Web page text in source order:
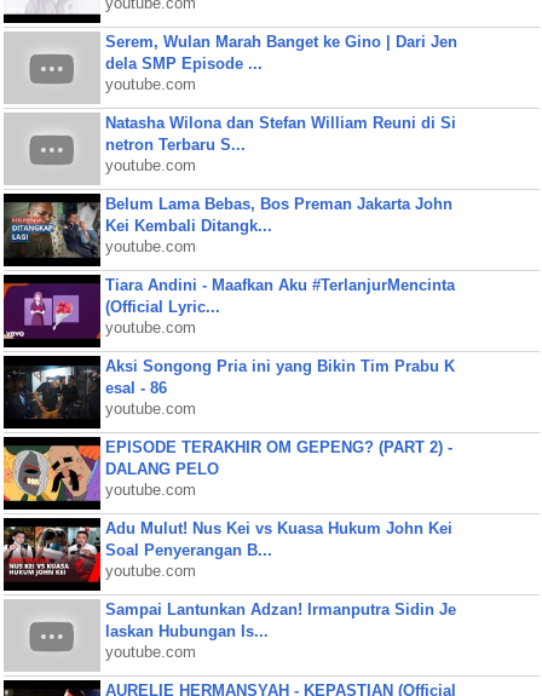
youtube.com
Serem, Wulan Marah Banget ke Gino | Dari Jen
dela SMP Episode ...
youtube.com
Natasha Wilona dan Stefan William Reuni di Si
netron Terbaru S...
youtube.com
Belum Lama Bebas, Bos Preman Jakarta John
Kei Kembali Ditangk...
youtube.com
Tiara Andini - Maafkan Aku #TerlanjurMencinta
(Official Lyric...
youtube.com
Aksi Songong Pria ini yang Bikin Tim Prabu K
esal - 86
youtube.com
EPISODE TERAKHIR OM GEPENG? (PART 2) -
DALANG PELO
youtube.com
Adu Mulut! Nus Kei vs Kuasa Hukum John Kei
Soal Penyerangan B...
youtube.com
Sampai Lantunkan Adzan! Irmanputra Sidin Je
laskan Hubungan Is...
youtube.com
AURELIE HERMANSYAH - KEPASTIAN (Official